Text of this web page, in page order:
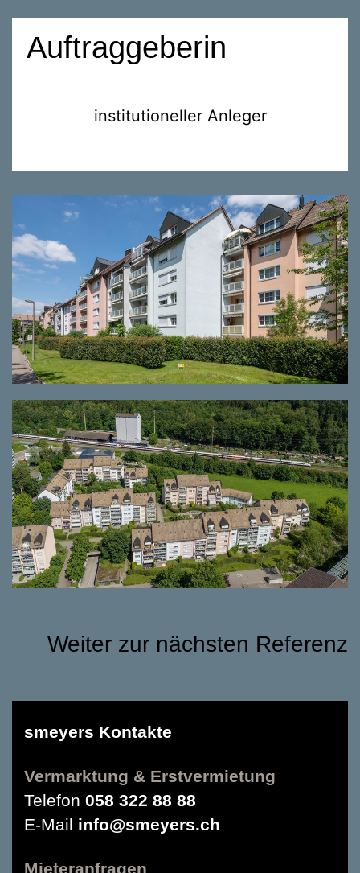
Auftraggeberin
institutioneller Anleger
Weiter zur nächsten Referenz
smeyers Kontakte
Vermarktung & Erstvermietung
Telefon 058 322 88 88
E-Mail info@smeyers.ch
Mieteranfragen